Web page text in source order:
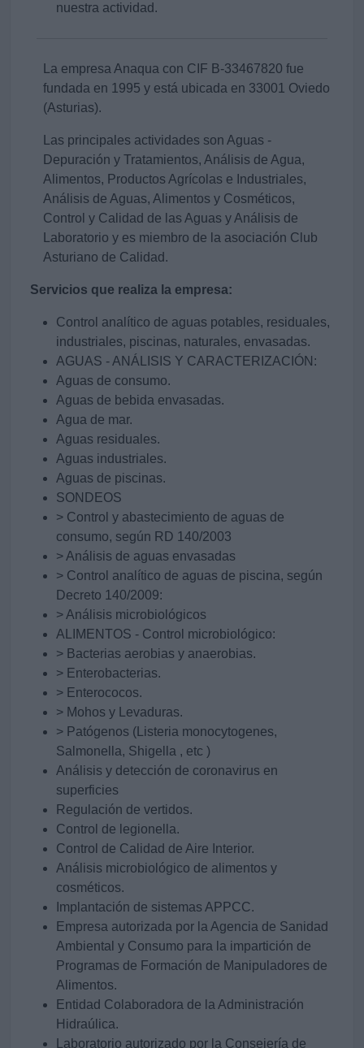
nuestra actividad.
La empresa Anaqua con CIF B-33467820 fue
fundada en 1995 y está ubicada en 33001 Oviedo
(Asturias).
Las principales actividades son Aguas -
Depuración y Tratamientos, Análisis de Agua,
Alimentos, Productos Agrícolas e Industriales,
Análisis de Aguas, Alimentos y Cosméticos,
Control y Calidad de las Aguas y Análisis de
Laboratorio y es miembro de la asociación Club
Asturiano de Calidad.
Servicios que realiza la empresa:
Control analítico de aguas potables, residuales,
industriales, piscinas, naturales, envasadas.
AGUAS - ANÁLISIS Y CARACTERIZACIÓN:
Aguas de consumo.
Aguas de bebida envasadas.
Agua de mar.
Aguas residuales.
Aguas industriales.
Aguas de piscinas.
SONDEOS
> Control y abastecimiento de aguas de
consumo, según RD 140/2003
> Análisis de aguas envasadas
> Control analítico de aguas de piscina, según
Decreto 140/2009:
> Análisis microbiológicos
ALIMENTOS - Control microbiológico:
> Bacterias aerobias y anaerobias.
> Enterobacterias.
> Enterococos.
> Mohos y Levaduras.
> Patógenos (Listeria monocytogenes,
Salmonella, Shigella , etc )
Análisis y detección de coronavirus en
superficies
Regulación de vertidos.
Control de legionella.
Control de Calidad de Aire Interior.
Análisis microbiológico de alimentos y
cosméticos.
Implantación de sistemas APPCC.
Empresa autorizada por la Agencia de Sanidad
Ambiental y Consumo para la impartición de
Programas de Formación de Manipuladores de
Alimentos.
Entidad Colaboradora de la Administración
Hidraúlica.
Laboratorio autorizado por la Consejería de